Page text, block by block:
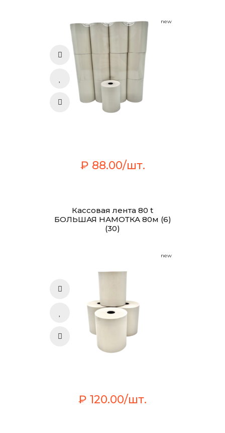
new
₽ 88.00/шт.
Кассовая лента 80 t
БОЛЬШАЯ НАМОТКА 80м (6)
(30)
new
₽ 120.00/шт.